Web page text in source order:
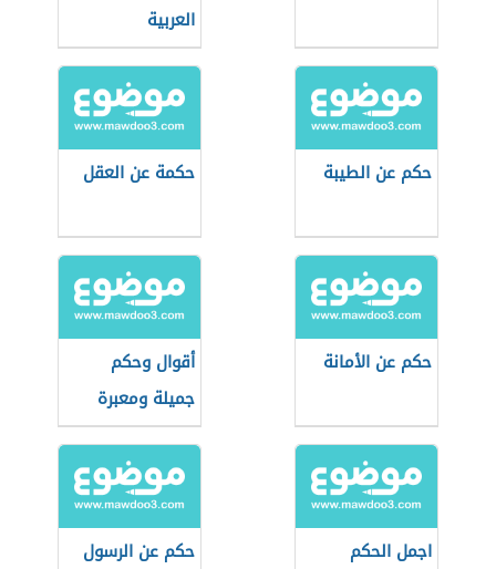
العربية
حكم عن الطيبة حكمة عن العقل
حكم عن الأمانة
أقوال وحكم
جميلة ومعبرة
اجمل الحكم
حكم عن الرسول